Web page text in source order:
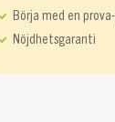
Börja med en
Nöjdhetsgaranti